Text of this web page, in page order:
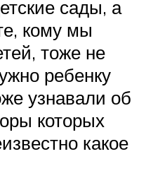
сады, а
кому мы
тоже не
ребенку
узнавали об
которых
какое